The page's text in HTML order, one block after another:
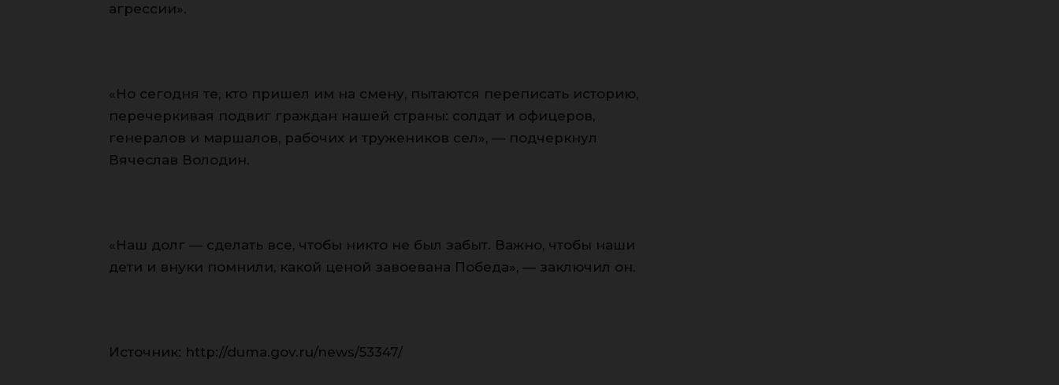
агрессии».
«Но сегодня те, кто пришел им на смену, пытаются переписать историю,
перечеркивая подвиг граждан нашей страны: солдат и офицеров,
генералов и маршалов, рабочих и тружеников сел», — подчеркнул
Вячеслав Володин.
«Наш долг — сделать все, чтобы никто не был забыт. Важно, чтобы наши
дети и внуки помнили, какой ценой завоевана Победа», — заключил он.
Источник: http://duma.gov.ru/news/53347/